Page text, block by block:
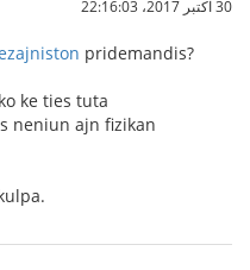
30 اکتبر 2017،‏ 22:16:03
pridemandis?
ke ties tuta
neniun ajn fizikan